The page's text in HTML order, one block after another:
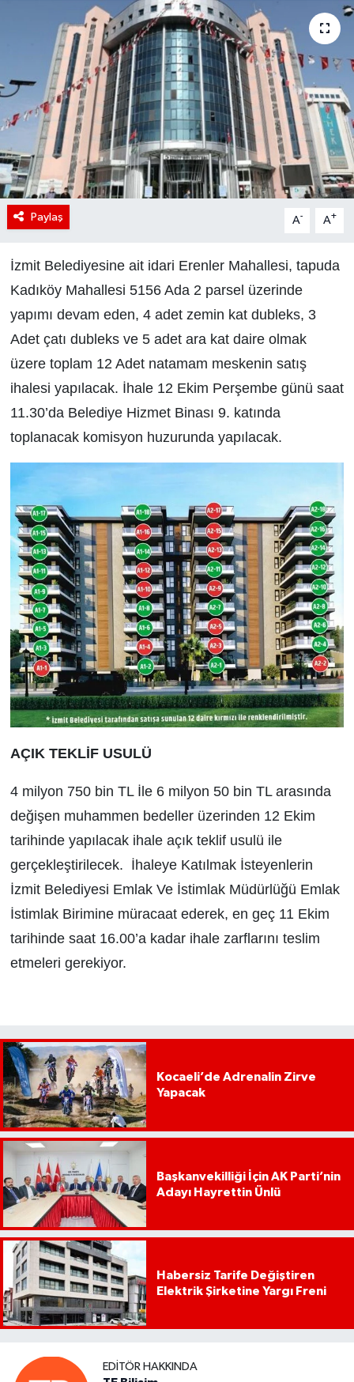
Paylaş A- A+
İzmit Belediyesine ait idari Erenler Mahallesi, tapuda
Kadıköy Mahallesi 5156 Ada 2 parsel üzerinde
yapımı devam eden, 4 adet zemin kat dubleks, 3
Adet çatı dubleks ve 5 adet ara kat daire olmak
üzere toplam 12 Adet natamam meskenin satış
ihalesi yapılacak. İhale 12 Ekim Perşembe günü saat
11.30’da Belediye Hizmet Binası 9. katında
toplanacak komisyon huzurunda yapılacak.
AÇIK TEKLİF USULÜ
4 milyon 750 bin TL İle 6 milyon 50 bin TL arasında
değişen muhammen bedeller üzerinden 12 Ekim
tarihinde yapılacak ihale açık teklif usulü ile
gerçekleştirilecek. İhaleye Katılmak İsteyenlerin
İzmit Belediyesi Emlak Ve İstimlak Müdürlüğü Emlak
İstimlak Birimine müracaat ederek, en geç 11 Ekim
tarihinde saat 16.00’a kadar ihale zarflarını teslim
etmeleri gerekiyor.
Kocaeli’de Adrenalin Zirve
Yapacak
Başkanvekilliği İçin AK Parti’nin
Adayı Hayrettin Ünlü
Habersiz Tarife Değiştiren
Elektrik Şirketine Yargı Freni
EDITÖR HAKKINDA